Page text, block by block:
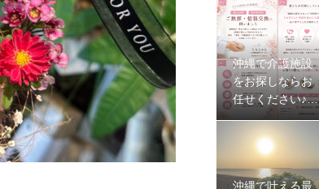
沖縄で介護施設
をお探しならお
任せください♪那
覇,浦添,認知症,介
護,施設
沖縄で叶える最